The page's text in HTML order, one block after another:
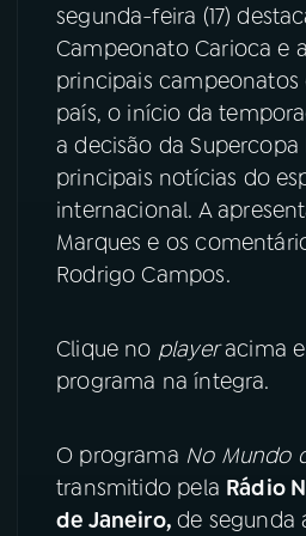
08 FESTIVAL DE MÚSICA
ACOMPANHE A RÁDIO NACIONAL
YouTube
Instagram X
TikTok
segunda-feira (17)
Campeonato Carioca e
principais campeonatos
país, o início da
a decisão da Supercopa
principais notícias do
internacional. A
Marques e os
Rodrigo Campos.
Clique no playeracima
programa na íntegra.
O programa No Mundo
transmitido pela Rádio
de Janeiro,de segunda